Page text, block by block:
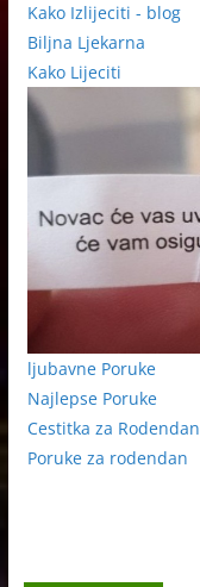
Kako Izlijeciti - blog
Biljna Ljekarna
Kako Lijeciti
ljubavne Poruke
Najlepse Poruke
Cestitka za Rodendan
Poruke za rodendan